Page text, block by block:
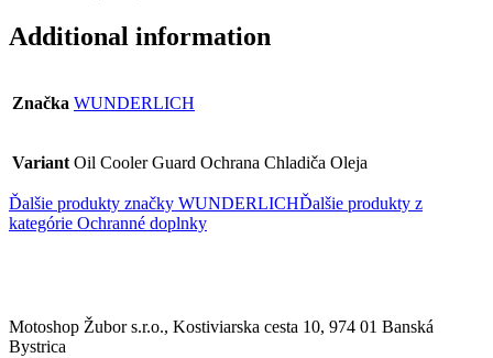
Additional information
Značka WUNDERLICH
Variant Oil Cooler Guard Ochrana Chladiča Oleja
Ďalšie produkty značky WUNDERLICHĎalšie produkty z
kategórie Ochranné doplnky
Motoshop Žubor s.r.o., Kostiviarska cesta 10, 974 01 Banská
Bystrica